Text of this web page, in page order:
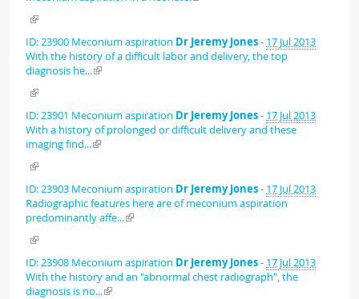
ID: 23900 Meconium aspiration Dr Jeremy Jones- 17 Jul 2013
With the history of a difficult labor and delivery, the top
diagnosis he...
ID: 23901 Meconium aspiration Dr Jeremy Jones- 17 Jul 2013
With a history of prolonged or difficult delivery and these
imaging find...
ID: 23903 Meconium aspiration Dr Jeremy Jones- 17 Jul 2013
Radiographic features here are of meconium aspiration
predominantly affe...
ID: 23908 Meconium aspiration Dr Jeremy Jones- 17 Jul 2013
With the history and an "abnormal chest radiograph", the
diagnosis is no...